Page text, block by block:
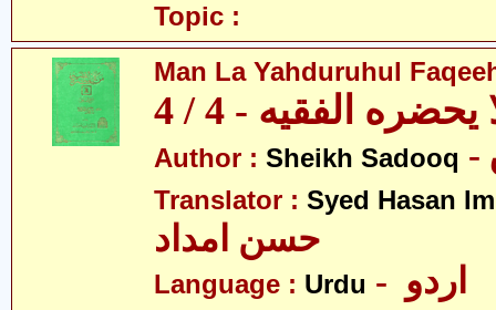
Topic :
Man La Yahduruhul
الفقيه - 4 / 4
Author : Sheikh Sadooq
Translator : Syed Hasan
Language : Urdu